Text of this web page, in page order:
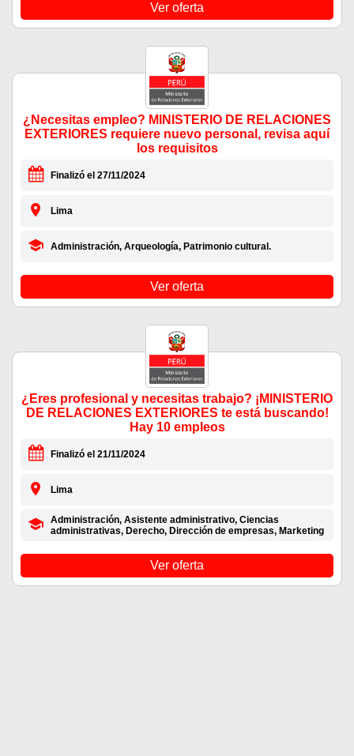
Ver oferta
¿Necesitas empleo? MINISTERIO DE RELACIONES
EXTERIORES requiere nuevo personal, revisa aquí
los requisitos
Finalizó el 27/11/2024
Lima
Administración, Arqueología, Patrimonio cultural.
Ver oferta
¿Eres profesional y necesitas trabajo? ¡MINISTERIO
DE RELACIONES EXTERIORES te está buscando!
Hay 10 empleos
Finalizó el 21/11/2024
Lima
Administración, Asistente administrativo, Ciencias
administrativas, Derecho, Dirección de empresas, Marketing
Ver oferta